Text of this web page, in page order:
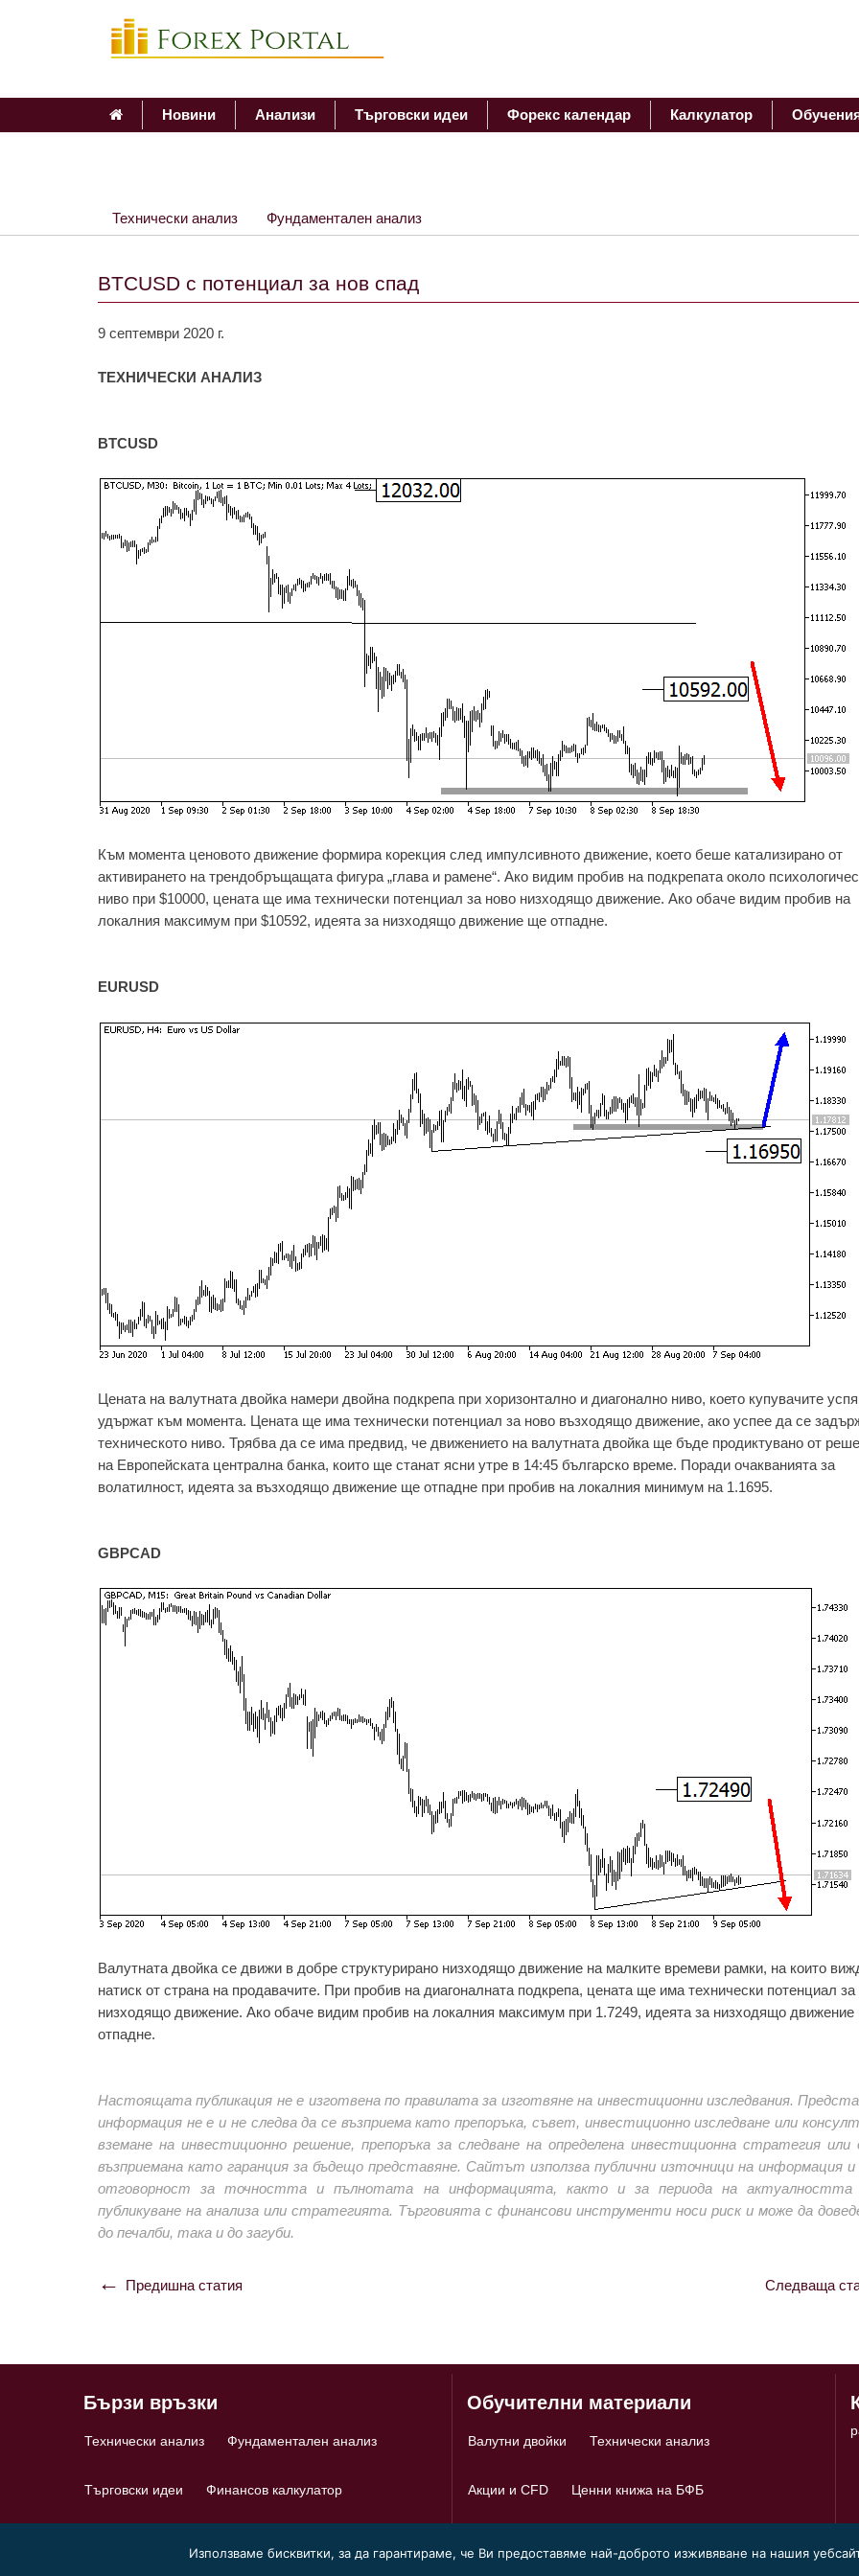
Новини Анализи Търговски идеи Форекс календар Калкулатор
Технически анализ Фундаментален анализ
BTCUSD с потенциал за нов спад
9 септември 2020 г.
ТЕХНИЧЕСКИ АНАЛИЗ
BTCUSD
Към момента ценовото движение формира корекция след импулсивното движение, което беше катализирано от
активирането на трендобръщащата фигура „глава и рамене“. Ако видим пробив на подкрепата около
ниво при $10000, цената ще има технически потенциал за ново низходящо движение. Ако обаче видим пробив на
локалния максимум при $10592, идеята за низходящо движение ще отпадне.
EURUSD
Цената на валутната двойка намери двойна подкрепа при хоризонтално и диагонално ниво, което купувачите
удържат към момента. Цената ще има технически потенциал за ново възходящо движение, ако успее да се
техническото ниво. Трябва да се има предвид, че движението на валутната двойка ще бъде продиктувано от
на Европейската централна банка, които ще станат ясни утре в 14:45 българско време. Поради очакванията за
волатилност, идеята за възходящо движение ще отпадне при пробив на локалния минимум на 1.1695.
GBPCAD
Валутната двойка се движи в добре структурирано низходящо движение на малките времеви рамки, на които
натиск от страна на продавачите. При пробив на диагоналната подкрепа, цената ще има технически потенциал за
низходящо движение. Ако обаче видим пробив на локалния максимум при 1.7249, идеята за низходящо
отпадне.
Настоящата публикация не е изготвена по правилата за изготвяне на инвестиционни изследвания.
информация не е и не следва да се възприема като препоръка, съвет, инвестиционно изследване или
вземане на инвестиционно решение, препоръка за следване на определена инвестиционна стратегия или
възприемана като гаранция за бъдещо представяне. Сайтът използва публични източници на информация и
отговорност за точността и пълнотата на информацията, както и за периода на актуалността
публикуване на анализа или стратегията. Търговията с финансови инструменти носи риск и може да
до печалби, така и до загуби.
Навигация
Предишна статия Следваща
Бързи връзки
Технически анализ Фундаментален анализ
Търговски идеи Финансов калкулатор
Обучителни материали
Валутни двойки Технически анализ
Акции и CFD Ценни книжа на БФБ
© 2026 ForexPortal.bg |Условия за ползване|Политика за поверителност| Политика за
Използваме бисквитки, за да гарантираме, че Ви предоставяме най-доброто изживяване на нашия